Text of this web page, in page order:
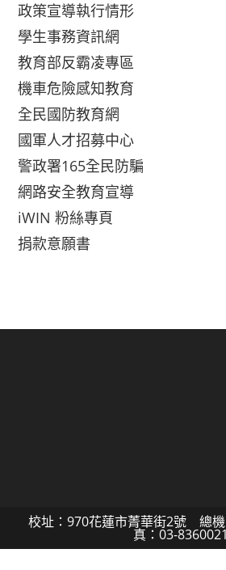
政策宣導執行情形
學生事務資訊網
教育部反霸凌專區
機車危險感知教育
全民國防教育網
國軍人才招募中心
警政署165全民防騙
網路安全教育宣導
iWIN 粉絲專頁
捐款意願書
校址：970花蓮市菁華街2號 總
真：03-8360021